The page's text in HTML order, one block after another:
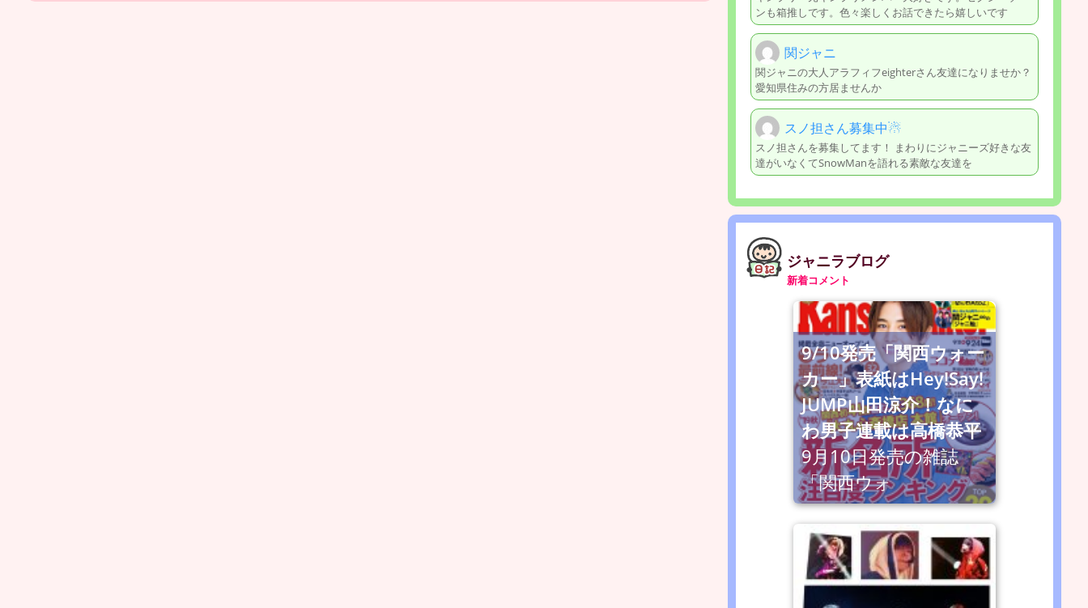
ンも箱推しです。色々楽しくお話できたら嬉しいです
関ジャニ
関ジャニの大人アラフィフeighterさん友達になりませか？
愛知県住みの方居ませんか
スノ担さん募集中☃
スノ担さんを募集してます！ まわりにジャニーズ好きな友
達がいなくてSnowManを語れる素敵な友達を
ジャニラブログ
新着コメント
9/10発売「関西ウォー
カー」表紙はHey!Say!
JUMP山田涼介！なに
わ男子連載は高橋恭平
9月10日発売の雑誌
「関西ウォ